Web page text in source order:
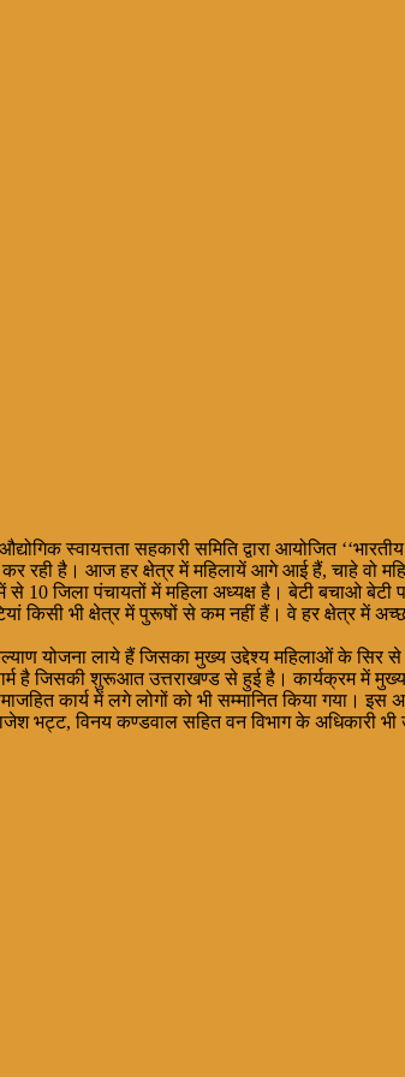
स्वायत्तता सहकारी समिति द्वारा आयोजित
है। आज हर क्षेत्र में महिलायें आगे आई हैं, चाहे वो
से 10 जिला पंचायतों में महिला अध्यक्ष है। बेटी बचाओ
किसी भी क्षेत्र में पुरूषों से कम नहीं हैं। वे हर क्षेत्र में
योजना लाये हैं जिसका मुख्य उद्देश्य महिलाओं के
है जिसकी शुरूआत उत्तराखण्ड से हुई है। कार्यक्रम में
कार्य में लगे लोगों को भी सम्मानित किया गया। इस
भट्ट, विनय कण्डवाल सहित वन विभाग के अधिकारी